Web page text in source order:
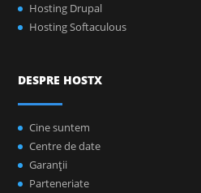
Hosting Drupal
Hosting Softaculous
DESPRE HOSTX
Cine suntem
Centre de date
Garanţii
Parteneriate